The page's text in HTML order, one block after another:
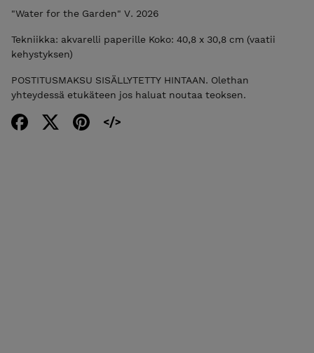
"Water for the Garden" V. 2026
Tekniikka: akvarelli paperille Koko: 40,8 x 30,8 cm (vaatii
kehystyksen)
POSTITUSMAKSU SISÄLLYTETTY HINTAAN. Olethan
yhteydessä etukäteen jos haluat noutaa teoksen.